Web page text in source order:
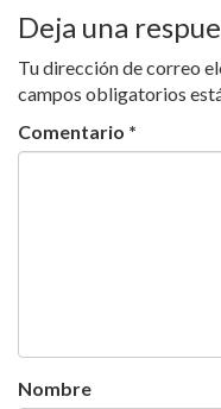
Deja una
Tu dirección de correo
campos obligatorios
Comentario *
Nombre